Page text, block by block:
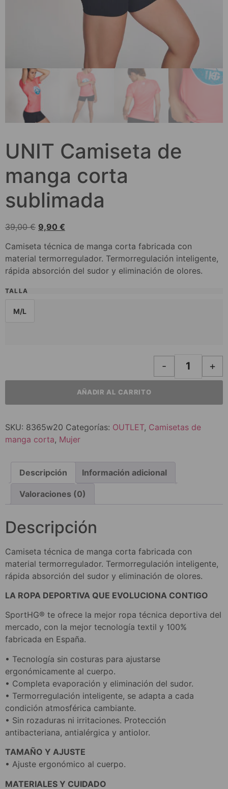
UNIT Camiseta de
manga corta
sublimada
39,00€ 9,90 €
Camiseta técnica de manga corta fabricada con
material termorregulador. Termorregulación inteligente,
rápida absorción del sudor y eliminación de olores.
TALLA
M/L
- +
AÑADIR AL CARRITO
SKU: 8365w20 Categorías: OUTLET, Camisetas de
manga corta, Mujer
Descripción Información adicional
Valoraciones (0)
Descripción
Camiseta técnica de manga corta fabricada con
material termorregulador. Termorregulación inteligente,
rápida absorción del sudor y eliminación de olores.
LA ROPA DEPORTIVA QUE EVOLUCIONA CONTIGO
SportHG® te ofrece la mejor ropa técnica deportiva del
mercado, con la mejor tecnología textil y 100%
fabricada en España.
• Tecnología sin costuras para ajustarse
ergonómicamente al cuerpo.
• Completa evaporación y eliminación del sudor.
• Termorregulación inteligente, se adapta a cada
condición atmosférica cambiante.
• Sin rozaduras ni irritaciones. Protección
antibacteriana, antialérgica y antiolor.
TAMAÑO Y AJUSTE
• Ajuste ergonómico al cuerpo.
MATERIALES Y CUIDADO